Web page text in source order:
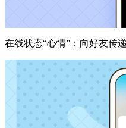
在线状态“心情”：向好友传